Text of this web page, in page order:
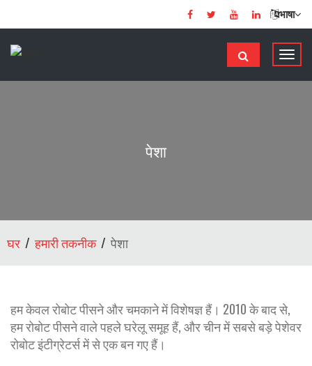
भाषा
टॉ
पेशा
घर हमारी तकनीक पेशा
हम केवल रोबोट पीसने और चमकाने में विशेषज्ञ हैं। 2010 के बाद से,
हम रोबोट पीसने वाले पहले घरेलू समूह हैं, और चीन में सबसे बड़े पेशेवर
रोबोट इंटीग्रेटर्स में से एक बन गए हैं।